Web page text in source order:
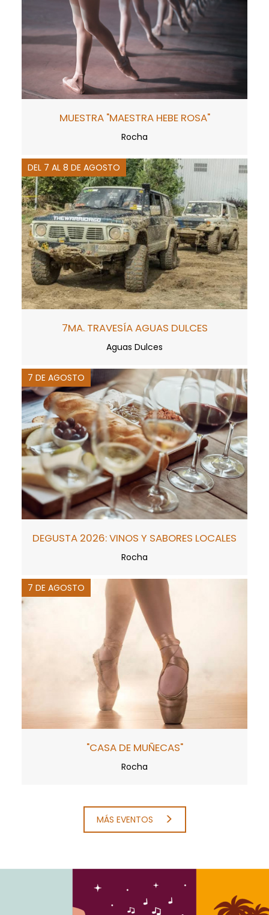
MUESTRA "MAESTRA HEBE ROSA"
Rocha
DEL 7 AL 8 DE AGOSTO
7MA. TRAVESÍA AGUAS DULCES
Aguas Dulces
7 DE AGOSTO
DEGUSTA 2026: VINOS Y SABORES LOCALES
Rocha
7 DE AGOSTO
"CASA DE MUÑECAS"
Rocha
MÁS EVENTOS